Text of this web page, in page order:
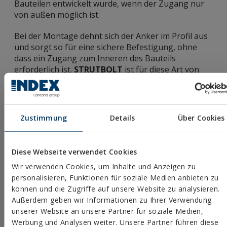
Zustimmung Details Über Cookies
Diese Webseite verwendet Cookies
Wir verwenden Cookies, um Inhalte und Anzeigen zu
personalisieren, Funktionen für soziale Medien anbieten zu
können und die Zugriffe auf unsere Website zu analysieren.
Außerdem geben wir Informationen zu Ihrer Verwendung
unserer Website an unsere Partner für soziale Medien,
Werbung und Analysen weiter. Unsere Partner führen diese
Bauteilen entwickelt wurde, wenn der Zugang nur
von außen möglich ist.
Bei der Montage dehnt sich der Anker im Profil aus
und sorgt so für eine sichere Befestigung, ohne
dass ein Zugang zum Inneren des Bauteils
erforderlich ist.STRUTBOLTist für diese Art von
Anwendungen in Metallprofilen konzipiert.
Welche Vorteile bietet ein
Spreizanker für Hohlprofile
gegenüber einer
Schweißverbindung?
Was ist der Unterschied zwischen
einem Spreizanker für Hohlprofile
wie STRUTBOLT und einer